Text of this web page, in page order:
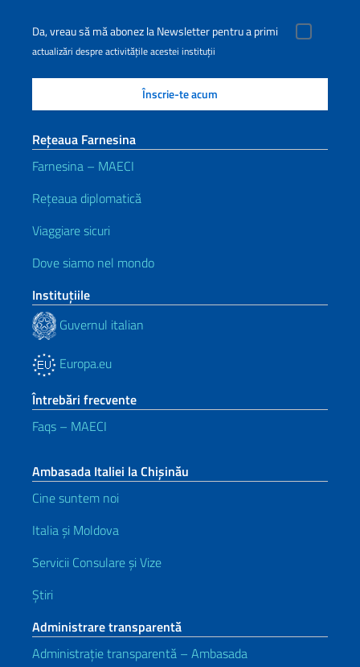
Da, vreau să mă abonez la Newsletter pentru a primi
actualizări despre activitățile acestei instituții
Rețeaua Farnesina
Farnesina – MAECI
Rețeaua diplomatică
Viaggiare sicuri
Dove siamo nel mondo
Instituţiile
Guvernul italian
Europa.eu
Întrebări frecvente
Faqs – MAECI
Ambasada Italiei la Chișinău
Cine suntem noi
Italia și Moldova
Servicii Consulare și Vize
Știri
Administrare transparentă
Administrație transparentă – Ambasada